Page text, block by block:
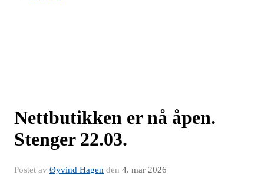
Nettbutikken er nå åpen.
Stenger 22.03.
Postet av Øyvind Hagen den 4. mar 2026